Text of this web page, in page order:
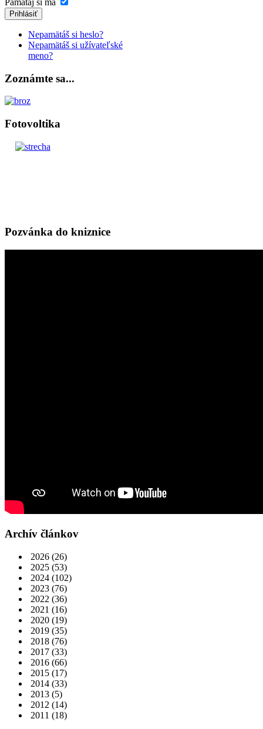
Prihlásiť
Nepamätáš si heslo?
Nepamätáš si užívateľské
meno?
Zoznámte sa...
Fotovoltika
Pozvánka do kniznice
Archív článkov
2026 (26)
2025 (53)
2024 (102)
2023 (76)
2022 (36)
2021 (16)
2020 (19)
2019 (35)
2018 (76)
2017 (33)
2016 (66)
2015 (17)
2014 (33)
2013 (5)
2012 (14)
2011 (18)